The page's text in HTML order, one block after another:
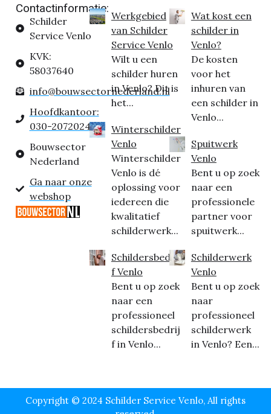
Contactinformatie:
Schilder
Service Venlo
KVK:
58037640
info@bouwsectornederland.nl
Hoofdkantoor:
030-2072024
Bouwsector
Nederland
Ga naar onze
webshop
Werkgebied
van Schilder
Service Venlo
Wilt u een
schilder huren
in Venlo? Dit is
het...
Winterschilder
Venlo
Winterschilder
Venlo is dé
oplossing voor
iedereen die
kwalitatief
schilderwerk...
Schildersbedrij
f Venlo
Bent u op zoek
naar een
professioneel
schildersbedrij
f in Venlo...
Wat kost een
schilder in
Venlo?
De kosten
voor het
inhuren van
een schilder in
Venlo...
Spuitwerk
Venlo
Bent u op zoek
naar een
professionele
partner voor
spuitwerk...
Schilderwerk
Venlo
Bent u op zoek
naar
professioneel
schilderwerk
in Venlo? Een...
Copyright © 2024 Schilder Service Venlo, All rights